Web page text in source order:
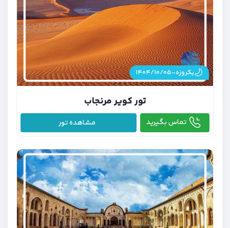
یکروزه-۱۴۰۴/۱۰/۰۵
تور کویر مرنجاب
تماس بگیرید مشاهده تور